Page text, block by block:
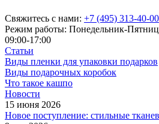
Свяжитесь с нами: +7 (495) 313-40-00
Режим работы: Понедельник-
09:00-17:00
Статьи
Виды пленки для упаковки подарков
Виды подарочных коробок
Что такое кашпо
Новости
15 июня 2026
Новое поступление: стильные